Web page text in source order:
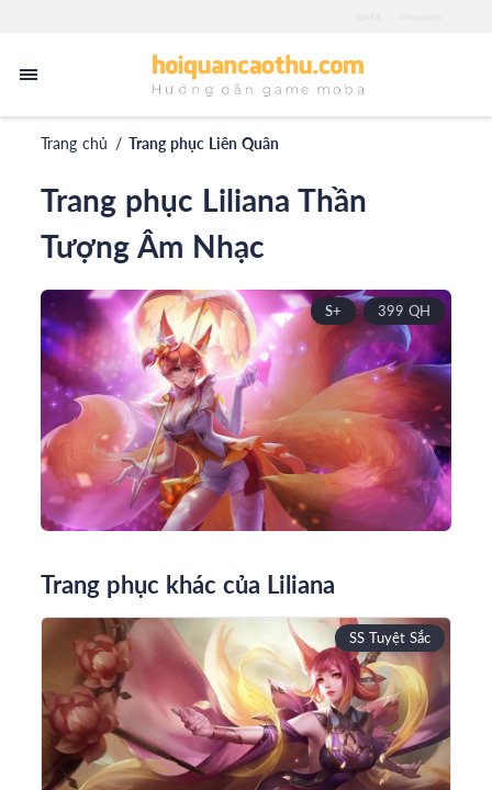
Trang chủ / Trang phục Liên Quân
Trang phục Liliana Thần
Tượng Âm Nhạc
S+ 399 QH
Trang phục khác của Liliana
SS Tuyệt Sắc